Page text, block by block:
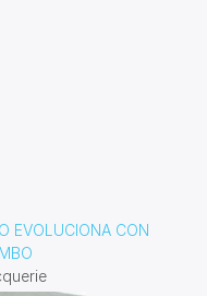
EVOLUCIONA CON